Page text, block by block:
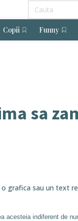
Copii Funny
sa
grafica sau un text
acesteia indiferent de